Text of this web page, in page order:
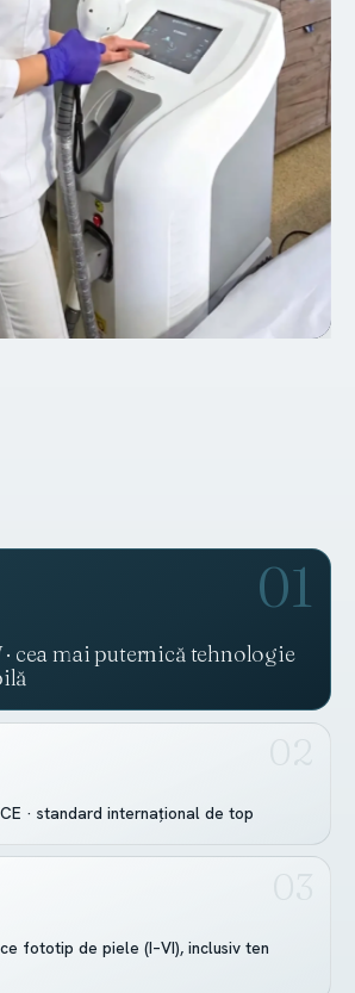
cea mai puternică tehnologie
· standard internațional de top
fototip de piele (I–VI), inclusiv ten